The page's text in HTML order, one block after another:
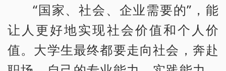
“国家、社会、企业需要的”，能
让人更好地实现社会价值和个人价
值。大学生最终都要走向社会，奔赴